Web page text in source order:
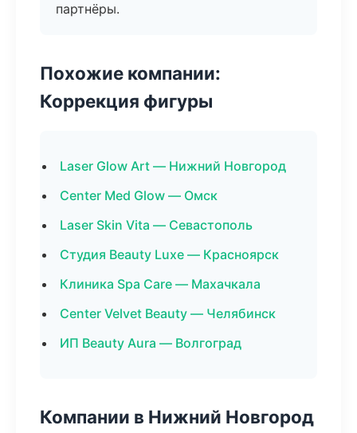
партнёры.
Похожие компании:
Коррекция фигуры
Laser Glow Art — Нижний Новгород
Center Med Glow — Омск
Laser Skin Vita — Севастополь
Студия Beauty Luxe — Красноярск
Клиника Spa Care — Махачкала
Center Velvet Beauty — Челябинск
ИП Beauty Aura — Волгоград
Компании в Нижний Новгород